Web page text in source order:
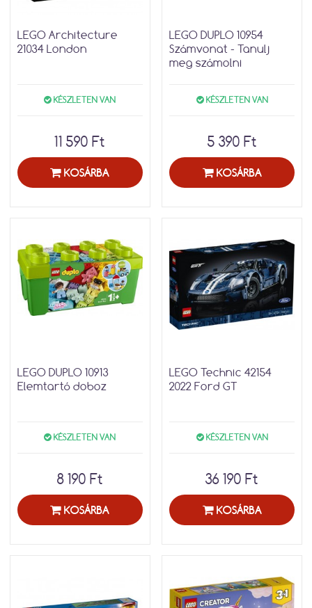
LEGO Architecture
21034 London
KÉSZLETEN VAN
11 590 Ft
KOSÁRBA
LEGO DUPLO 10954
Számvonat - Tanulj
meg számolni
KÉSZLETEN VAN
5 390 Ft
KOSÁRBA
LEGO DUPLO 10913
Elemtartó doboz
KÉSZLETEN VAN
8 190 Ft
KOSÁRBA
LEGO Technic 42154
2022 Ford GT
KÉSZLETEN VAN
36 190 Ft
KOSÁRBA